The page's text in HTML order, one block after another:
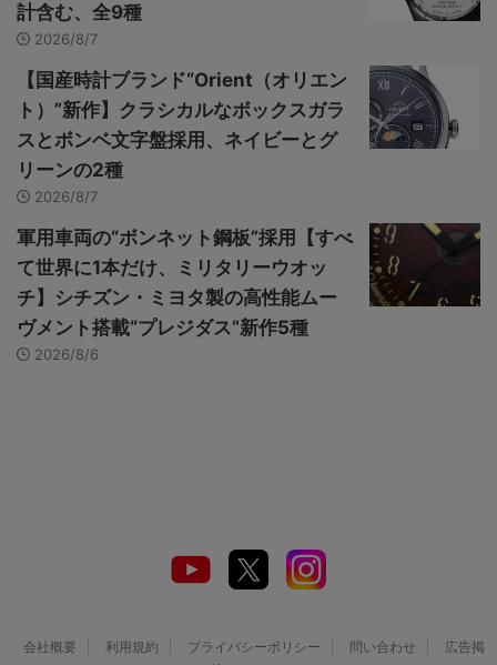
計含む、全9種
2026/8/7
【国産時計ブランド“Orient（オリエン
ト）”新作】クラシカルなボックスガラ
スとボンベ文字盤採用、ネイビーとグ
リーンの2種
2026/8/7
軍用車両の“ボンネット鋼板”採用【すべ
て世界に1本だけ、ミリタリーウオッ
チ】シチズン・ミヨタ製の高性能ムー
ヴメント搭載“プレジダス”新作5種
2026/8/6
会社概要 利用規約 プライバシーポリシー 問い合わせ
広告掲